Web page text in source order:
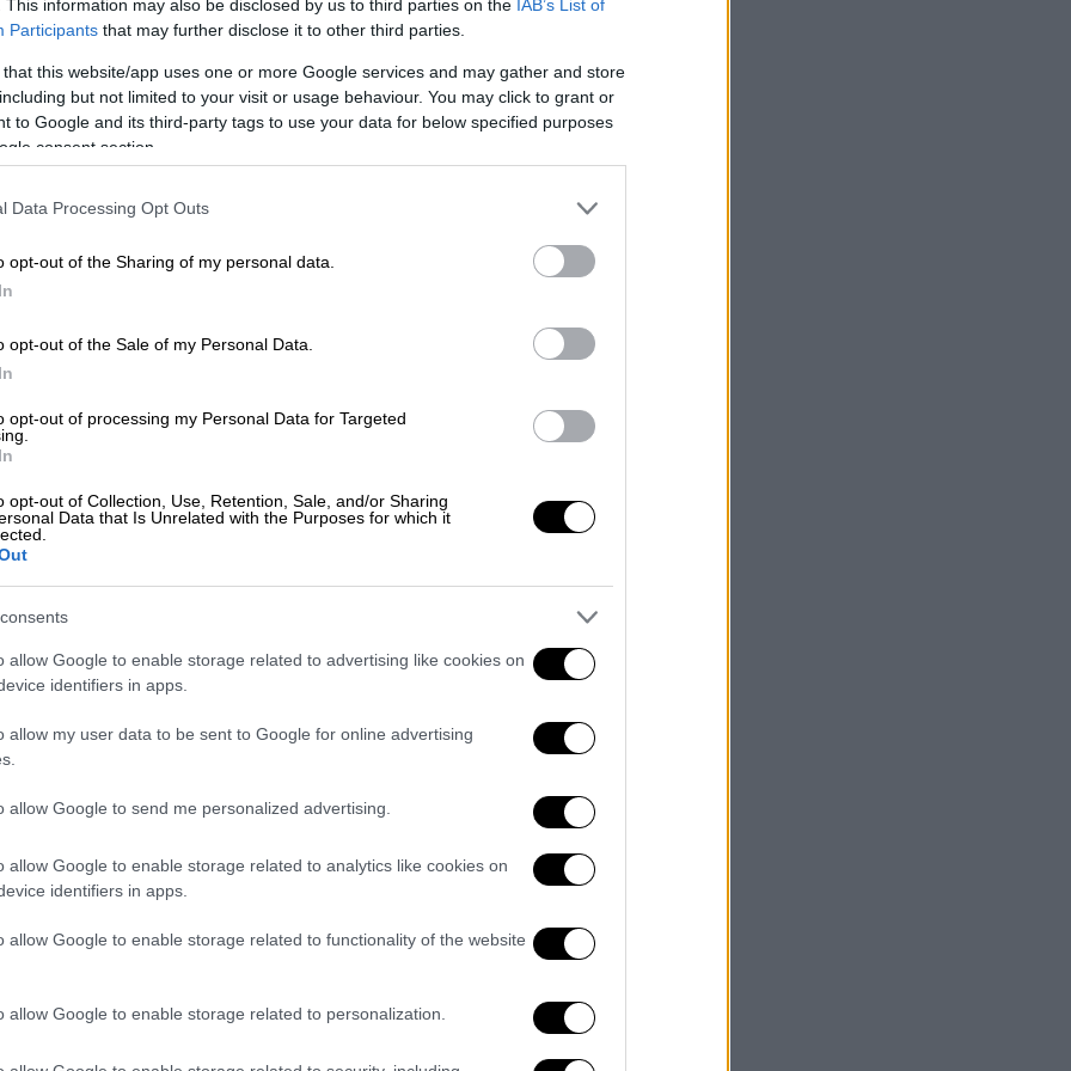
This information may also be disclosed by us to third parties on the IAB’s List of
Participants that may further disclose it to other third parties.
that this website/app uses one or more Google services and may gather and store
but not limited to your visit or usage behaviour. You may click to grant or
to Google and its third-party tags to use your data for below specified purposes
consent section.
Data Processing Opt Outs
opt-out of the Sharing of my personal data.
opt-out of the Sale of my Personal Data.
opt-out of processing my Personal Data for Targeted
opt-out of Collection, Use, Retention, Sale, and/or Sharing
Data that Is Unrelated with the Purposes for which it
allow Google to enable storage related to advertising like cookies on
identifiers in apps.
allow my user data to be sent to Google for online advertising
allow Google to send me personalized advertising.
allow Google to enable storage related to analytics like cookies on
identifiers in apps.
allow Google to enable storage related to functionality of the website
allow Google to enable storage related to personalization.
Πολιτική|12.02.2026 22:50
SMS της προς τον Χρυσοχοΐδη
δημοσίευσε η Κωνσταντοπούλου -
Καταγγέλλει παρακράτος
Ολόκληρη η δημοσίευση της
Νέα μαρτυρία-κλειδί για το
τον Ιούνιο του 2025»
μηχανικού μήνες πριν τη φονική
πυρκαγιά, με την έκθεση να βρίσκεται
συμφωνήσουμε, αλλιώς θα γίνει
πολύ τραυματικό για αυτούς
«Ο πρόεδρος πιστεύει ότι οι Ιρανοί
κάνουν», ανέφερε ο Νετανιάχου